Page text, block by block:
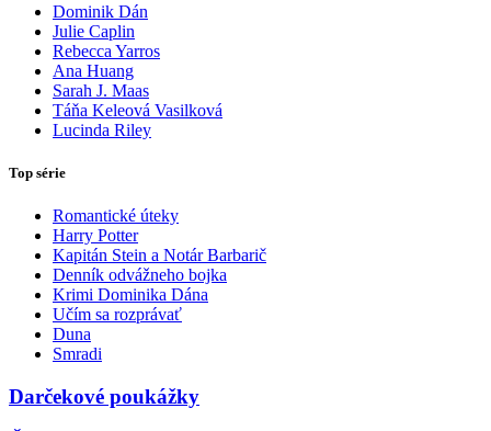
Dominik Dán
Julie Caplin
Rebecca Yarros
Ana Huang
Sarah J. Maas
Táňa Keleová Vasilková
Lucinda Riley
Top série
Romantické úteky
Harry Potter
Kapitán Stein a Notár Barbarič
Denník odvážneho bojka
Krimi Dominika Dána
Učím sa rozprávať
Duna
Smradi
Darčekové poukážky